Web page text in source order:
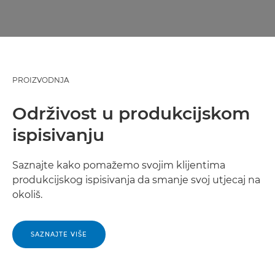
PROIZVODNJA
Održivost u produkcijskom
ispisivanju
Saznajte kako pomažemo svojim klijentima
produkcijskog ispisivanja da smanje svoj utjecaj na
okoliš.
SAZNAJTE VIŠE